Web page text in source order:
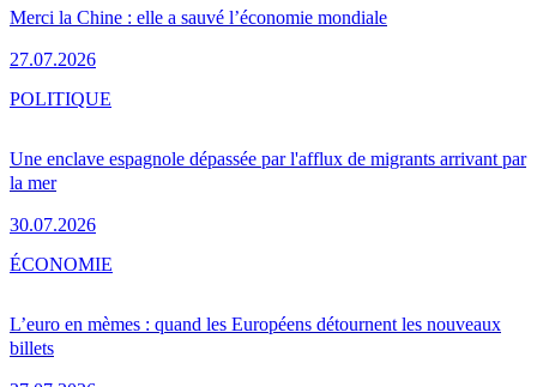
Merci la Chine : elle a sauvé l’économie mondiale
27.07.2026
Une enclave espagnole dépassée par l'afflux de migrants arrivant par
la mer
30.07.2026
POLITIQUE
L’euro en mèmes : quand les Européens détournent les nouveaux
billets
ÉCONOMIE